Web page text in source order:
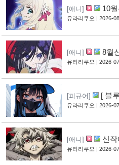
[애니]
10
계를 다스린다 ]
유라리쿠오 | 2026-
[애니]
8월
상 공개
[11]
유라리쿠오 | 2026-
[피규어]
[ 블
공개 [10]
유라리쿠오 | 2026-
[애니]
신작
상 공개
[13]
유라리쿠오 | 2026-